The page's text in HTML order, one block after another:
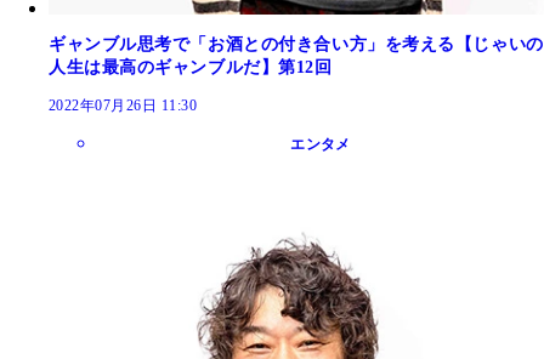
ギャンブル思考で「お酒との付き合い方」を考える【じゃいの
人生は最高のギャンブルだ】第12回
2022年07月26日 11:30
エンタメ